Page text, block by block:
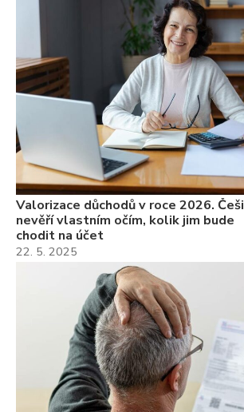
Valorizace důchodů v roce 2026. Češi
nevěří vlastním očím, kolik jim bude
chodit na účet
22. 5. 2025